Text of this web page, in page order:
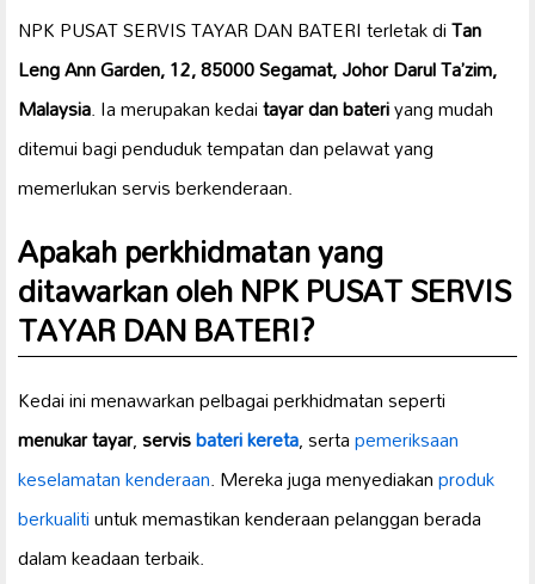
NPK PUSAT SERVIS TAYAR DAN BATERI terletak diTan
Leng Ann Garden, 12, 85000 Segamat, Johor Darul Ta’zim,
Malaysia. Ia merupakan kedaitayar dan bateriyang mudah
ditemui bagi penduduk tempatan dan pelawat yang
memerlukan servis berkenderaan.
Apakah perkhidmatan yang
ditawarkan oleh NPK PUSAT SERVIS
TAYAR DAN BATERI?
Kedai ini menawarkan pelbagai perkhidmatan seperti
menukar tayar,servisbateri kereta, sertapemeriksaan
keselamatan kenderaan. Mereka juga menyediakanproduk
berkualitiuntuk memastikan kenderaan pelanggan berada
dalam keadaan terbaik.